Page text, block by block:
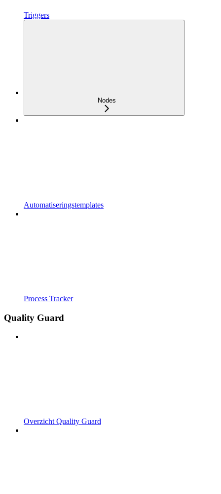
Triggers
Nodes
Automatiseringstemplates
Process Tracker
Quality Guard
Overzicht Quality Guard